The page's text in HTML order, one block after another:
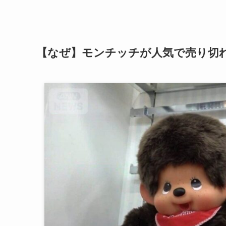
【なぜ】モンチッチが人気で売り切